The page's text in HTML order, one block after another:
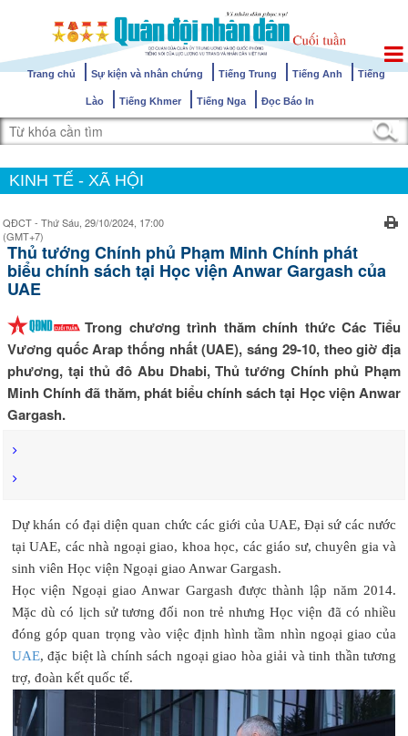
Trang chủ Sự kiện và nhân chứng Tiếng Trung Tiếng Anh Tiếng
Lào Tiếng Khmer Tiếng Nga Đọc Báo In
KINH TẾ - XÃ HỘI
QĐCT - Thứ Sáu, 29/10/2024, 17:00
(GMT+7)
Thủ tướng Chính phủ Phạm Minh Chính phát
biểu chính sách tại Học viện Anwar Gargash của
UAE
Trong chương trình thăm chính thức Các Tiểu
Vương quốc Arap thống nhất (UAE), sáng 29-10, theo giờ địa
phương, tại thủ đô Abu Dhabi, Thủ tướng Chính phủ Phạm
Minh Chính đã thăm, phát biểu chính sách tại Học viện Anwar
Gargash.
Dự khán có đại diện quan chức các giới của UAE, Đại sứ các nước
tại UAE, các nhà ngoại giao, khoa học, các giáo sư, chuyên gia và
sinh viên Học viện Ngoại giao Anwar Gargash.
Học viện Ngoại giao Anwar Gargash được thành lập năm 2014.
Mặc dù có lịch sử tương đối non trẻ nhưng Học viện đã có nhiều
đóng góp quan trọng vào việc định hình tầm nhìn ngoại giao của
UAE, đặc biệt là chính sách ngoại giao hòa giải và tinh thần tương
trợ, đoàn kết quốc tế.